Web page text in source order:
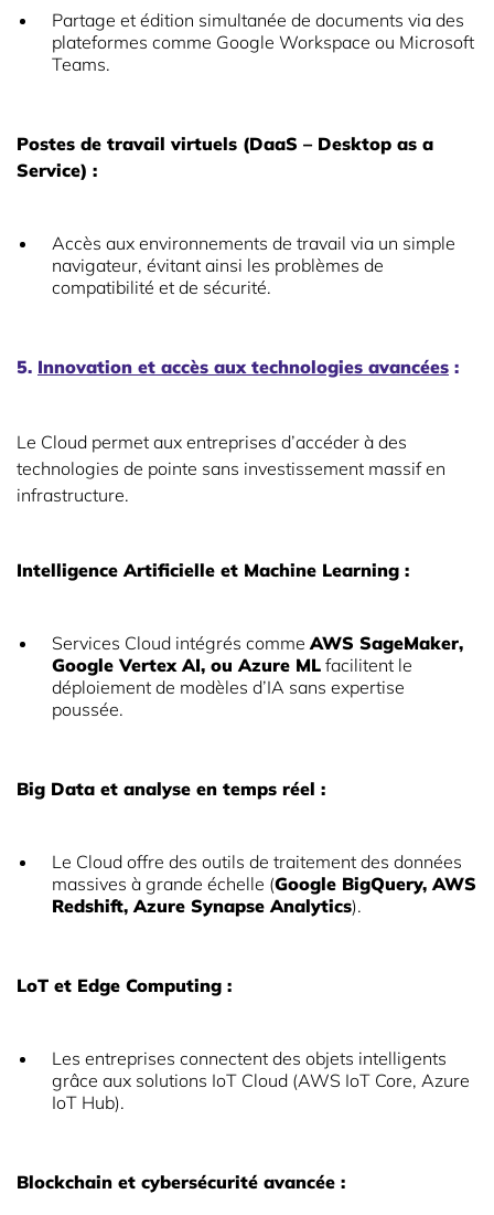
Partage et édition simultanée de documents via des
plateformes comme Google Workspace ou Microsoft
Teams.
Postes de travail virtuels (DaaS – Desktop as a
Service) :
Accès aux environnements de travail via un simple
navigateur, évitant ainsi les problèmes de
compatibilité et de sécurité.
5. Innovation et accès aux technologies avancées :
Le Cloud permet aux entreprises d’accéder à des
technologies de pointe sans investissement massif en
infrastructure.
Intelligence Artificielle et Machine Learning :
Services Cloud intégrés commeAWS SageMaker,
Google Vertex AI, ou Azure ML facilitent le
déploiement de modèles d’IA sans expertise
poussée.
Big Data et analyse en temps réel :
Le Cloud offre des outils de traitement des données
massives à grande échelle (Google BigQuery, AWS
Redshift, Azure Synapse Analytics).
LoT et Edge Computing :
Les entreprises connectent des objets intelligents
grâce aux solutions IoT Cloud (AWS IoT Core, Azure
IoT Hub).
Blockchain et cybersécurité avancée :